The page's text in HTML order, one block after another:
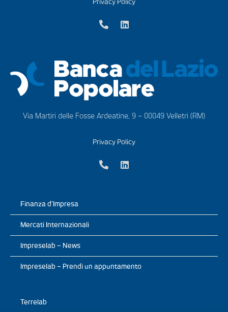
Privacy Policy
Via Martiri delle Fosse Ardeatine, 9 – 00049 Velletri (RM)
Privacy Policy
Finanza d’Impresa
Mercati Internazionali
Impreselab – News
Impreselab – Prendi un appuntamento
Terrelab